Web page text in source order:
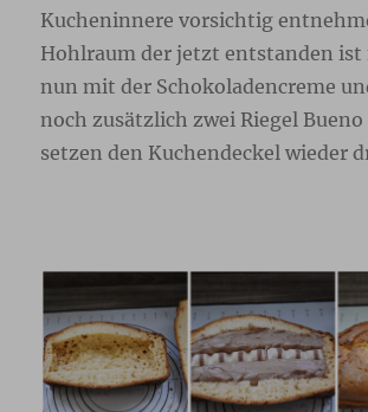
Kucheninnere vorsichtig
Hohlraum der jetzt entstanden
nun mit der Schokoladencreme
noch zusätzlich zwei Riegel
setzen den Kuchendeckel wieder